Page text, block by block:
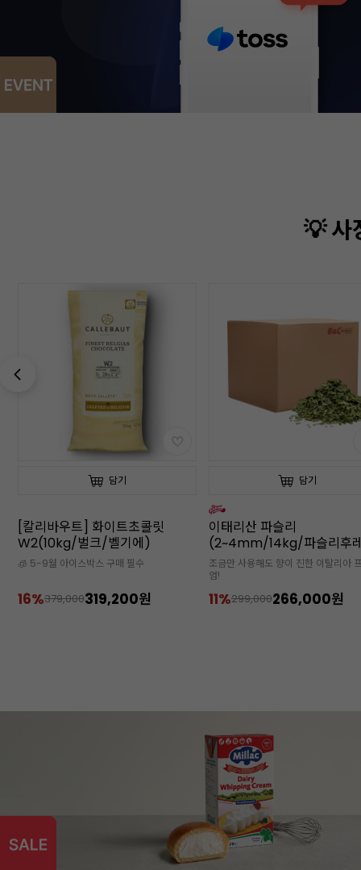
💡 사
담기
[칼리바우트] 화이트초콜릿
W2(10kg/벌크/벨기에)
🧊 5-9월 아이스박스 구매 필수
16%379,000319,200원
담기
이태리산 파슬리
(2~4mm/14kg/파슬리후
크)
조금만 사용해도 향이 진한 이탈리아
엄!
11%299,000266,000원